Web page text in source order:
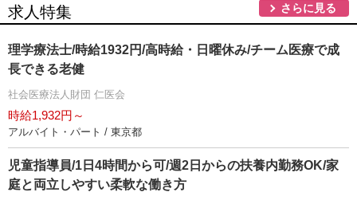
求人特集 さらに見る
理学療法士/時給1932円/高時給・日曜休み/チーム医療で成
長できる老健
社会医療法人財団 仁医会
時給1,932円～
アルバイト・パート / 東京都
児童指導員/1日4時間から可/週2日からの扶養内勤務OK/家
庭と両立しやすい柔軟な働き方